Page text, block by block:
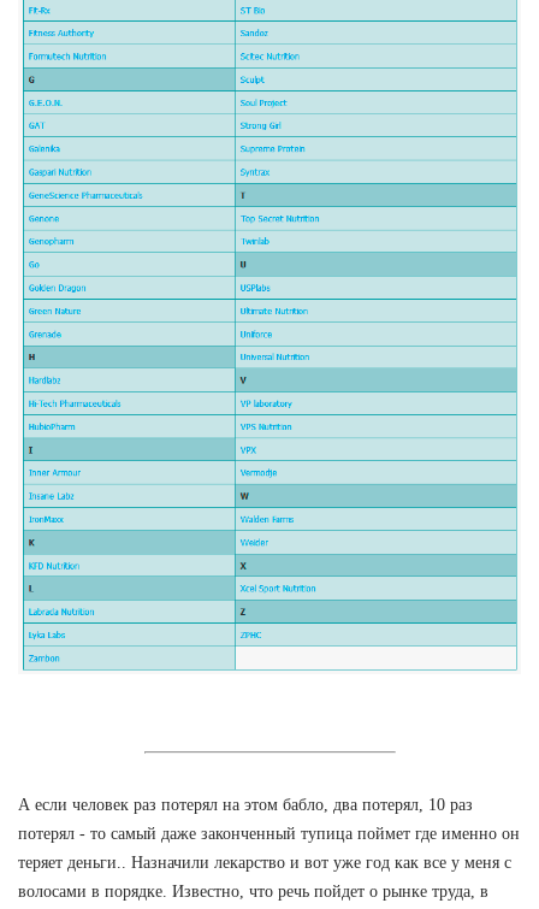
А если человек раз потерял на этом бабло, два потерял, 10 раз
потерял - то самый даже законченный тупица поймет где именно он
теряет деньги.. Назначили лекарство и вот уже год как все у меня с
волосами в порядке. Известно, что речь пойдет о рынке труда, в